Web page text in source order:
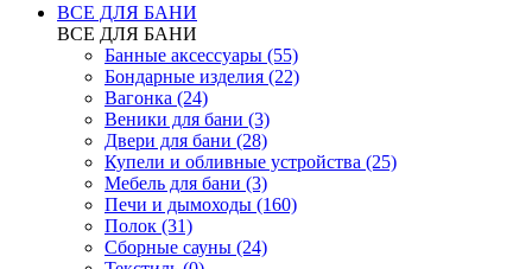
ВСЕ ДЛЯ БАНИ
ВСЕ ДЛЯ БАНИ
Банные аксессуары (55)
Бондарные изделия (22)
Вагонка (24)
Веники для бани (3)
Двери для бани (28)
Купели и обливные устройства (25)
Мебель для бани (3)
Печи и дымоходы (160)
Полок (31)
Сборные сауны (24)